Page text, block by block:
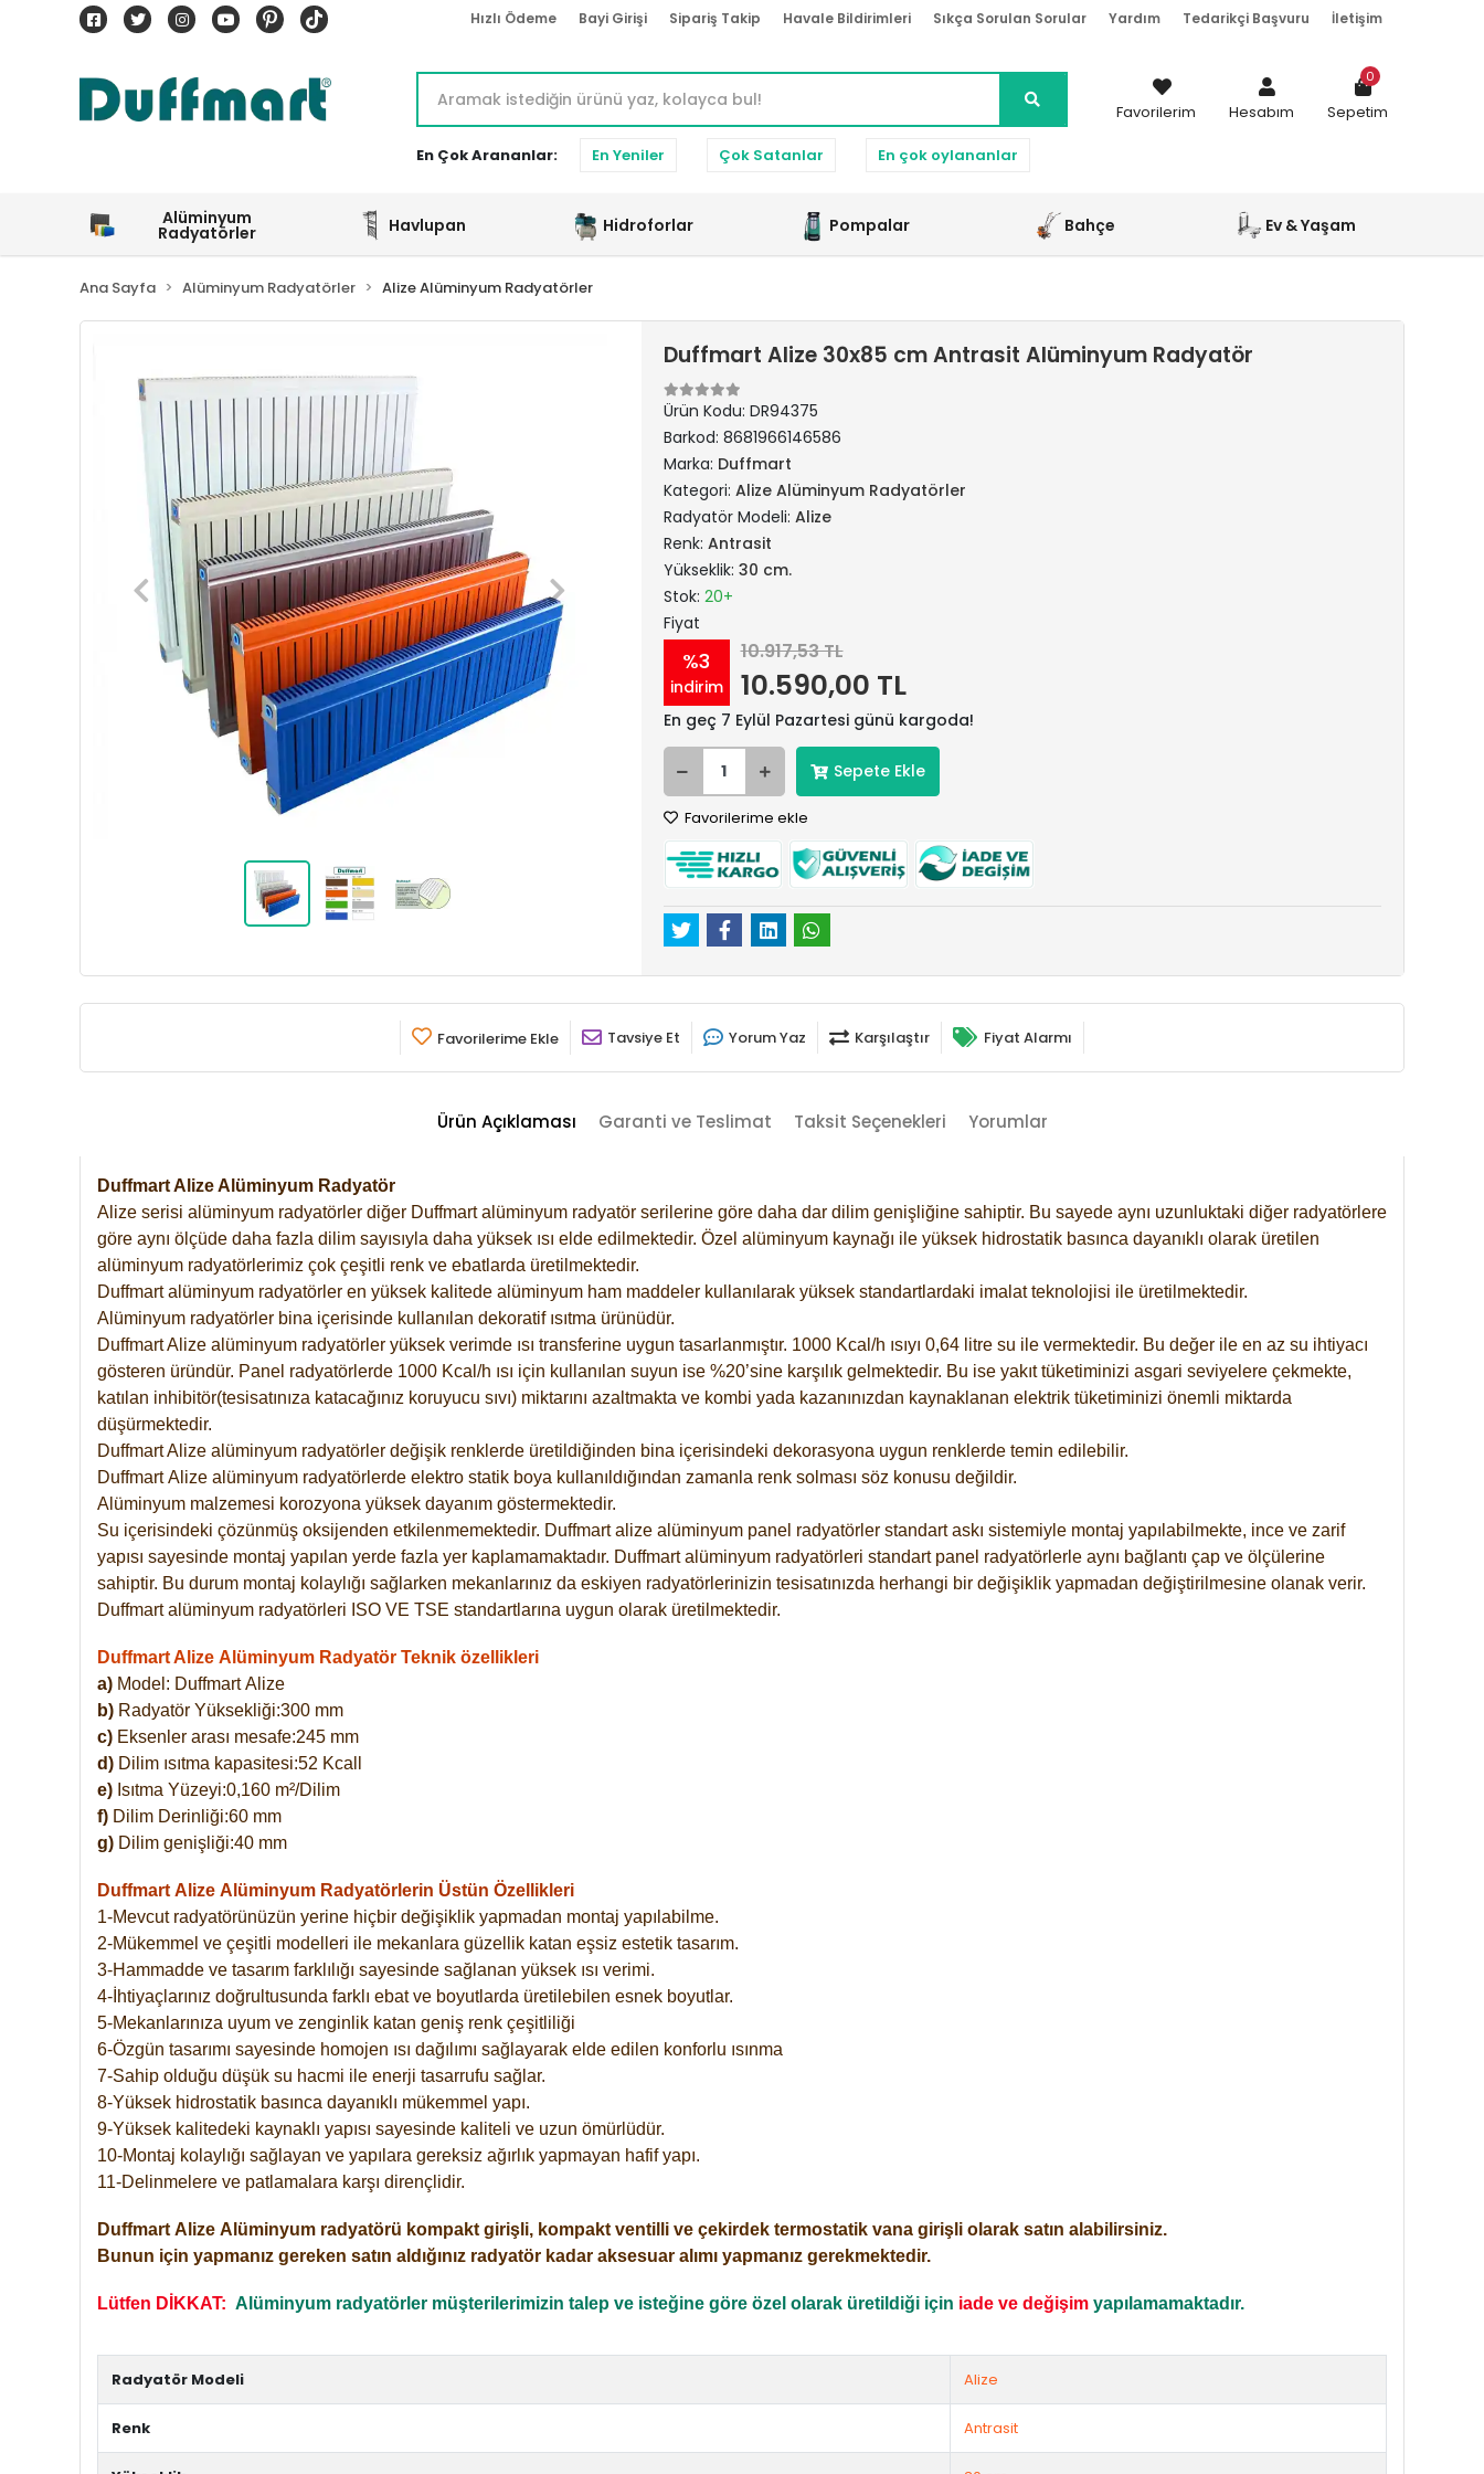
Hızlı Ödeme Bayi Girişi Sipariş Takip Havale Bildirimleri Sıkça Sorulan Sorular Yardım Tedarikçi Başvuru İletişim
En Çok Arananlar: En Yeniler Çok Satanlar En çok oylananlar
Favorilerim Hesabım Sepetim
0
Alüminyum
Radyatörler Havlupan Hidroforlar Pompalar Bahçe Ev & Yaşam
Ana Sayfa Alüminyum Radyatörler Alize Alüminyum Radyatörler
Duffmart Alize 30x85 cm Antrasit Alüminyum Radyatör
Ürün Kodu: DR94375
Barkod: 8681966146586
Marka: Duffmart
Kategori: Alize Alüminyum Radyatörler
Radyatör Modeli: Alize
Renk: Antrasit
Yükseklik: 30 cm.
Stok: 20+
Fiyat
%3
indirim
10.917,53 TL
10.590,00 TL
En geç 7 Eylül Pazartesi günü kargoda!
Sepete Ekle
Favorilerime ekle
Favorilerime Ekle Tavsiye Et Yorum Yaz Karşılaştır Fiyat Alarmı
Ürün Açıklaması Garanti ve Teslimat Taksit Seçenekleri Yorumlar
Duffmart Alize Alüminyum Radyatör
Alize serisi alüminyum radyatörler diğer Duffmart alüminyum radyatör serilerine göre daha dar dilim genişliğine sahiptir. Bu sayede aynı uzunluktaki diğer radyatörlere
göre aynı ölçüde daha fazla dilim sayısıyla daha yüksek ısı elde edilmektedir. Özel alüminyum kaynağı ile yüksek hidrostatik basınca dayanıklı olarak üretilen
alüminyum radyatörlerimiz çok çeşitli renk ve ebatlarda üretilmektedir.
Duffmart alüminyum radyatörler en yüksek kalitede alüminyum ham maddeler kullanılarak yüksek standartlardaki imalat teknolojisi ile üretilmektedir.
Alüminyum radyatörler bina içerisinde kullanılan dekoratif ısıtma ürünüdür.
Duffmart Alize alüminyum radyatörler yüksek verimde ısı transferine uygun tasarlanmıştır. 1000 Kcal/h ısıyı 0,64 litre su ile vermektedir. Bu değer ile en az su ihtiyacı
gösteren üründür. Panel radyatörlerde 1000 Kcal/h ısı için kullanılan suyun ise %20’sine karşılık gelmektedir. Bu ise yakıt tüketiminizi asgari seviyelere çekmekte,
katılan inhibitör(tesisatınıza katacağınız koruyucu sıvı) miktarını azaltmakta ve kombi yada kazanınızdan kaynaklanan elektrik tüketiminizi önemli miktarda
düşürmektedir.
Duffmart Alize alüminyum radyatörler değişik renklerde üretildiğinden bina içerisindeki dekorasyona uygun renklerde temin edilebilir.
DuffmartAlize alüminyum radyatörlerde elektro statik boya kullanıldığından zamanla renk solması söz konusu değildir.
Alüminyum malzemesi korozyona yüksek dayanım göstermektedir.
Su içerisindeki çözünmüş oksijenden etkilenmemektedir. Duffmart alize alüminyum panel radyatörler standart askı sistemiyle montaj yapılabilmekte, ince ve zarif
yapısı sayesinde montaj yapılan yerde fazla yer kaplamamaktadır. Duffmart alüminyum radyatörleri standart panel radyatörlerle aynı bağlantı çap ve ölçülerine
sahiptir. Bu durum montaj kolaylığı sağlarken mekanlarınız da eskiyen radyatörlerinizin tesisatınızda herhangi bir değişiklik yapmadan değiştirilmesine olanak verir.
Duffmart alüminyum radyatörleri ISO VE TSE standartlarına uygun olarak üretilmektedir.
Duffmart Alize Alüminyum Radyatör Teknik özellikleri
a) Model: DuffmartAlize
b) Radyatör Yüksekliği:300 mm
c) Eksenler arası mesafe:245 mm
d) Dilim ısıtma kapasitesi:52 Kcall
e) Isıtma Yüzeyi:0,160 m²/Dilim
f) Dilim Derinliği:60 mm
g) Dilim genişliği:40 mm
Duffmart Alize Alüminyum Radyatörlerin Üstün Özellikleri
1-Mevcut radyatörünüzün yerine hiçbir değişiklik yapmadan montaj yapılabilme.
2-Mükemmel ve çeşitli modelleri ile mekanlara güzellik katan eşsiz estetik tasarım.
3-Hammadde ve tasarım farklılığı sayesinde sağlanan yüksek ısı verimi.
4-İhtiyaçlarınız doğrultusunda farklı ebat ve boyutlarda üretilebilen esnek boyutlar.
5-Mekanlarınıza uyum ve zenginlik katan geniş renk çeşitliliği
6-Özgün tasarımı sayesinde homojen ısı dağılımı sağlayarak elde edilen konforlu ısınma
7-Sahip olduğu düşük su hacmi ile enerji tasarrufu sağlar.
8-Yüksek hidrostatik basınca dayanıklı mükemmel yapı.
9-Yüksek kalitedeki kaynaklı yapısı sayesinde kaliteli ve uzun ömürlüdür.
10-Montaj kolaylığı sağlayan ve yapılara gereksiz ağırlık yapmayan hafif yapı.
11-Delinmelere ve patlamalara karşı dirençlidir.
Duffmart Alize Alüminyum radyatörü kompakt girişli, kompakt ventilli ve çekirdek termostatik vana girişli olarak satın alabilirsiniz.
Bunun için yapmanız gereken satın aldığınız radyatör kadar aksesuar alımı yapmanız gerekmektedir.
Lütfen DİKKAT: Alüminyum radyatörler müşterilerimizin talep ve isteğine göre özel olarak üretildiği için iade ve değişim yapılamamaktadır.
Radyatör Modeli Alize
Renk Antrasit